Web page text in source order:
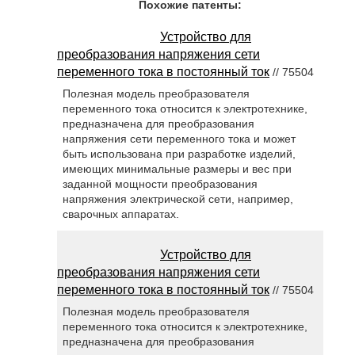
Похожие патенты:
Устройство для
преобразования напряжения сети
переменного тока в постоянный ток // 75504
Полезная модель преобразователя
переменного тока относится к электротехнике,
предназначена для преобразования
напряжения сети переменного тока и может
быть использована при разработке изделий,
имеющих минимальные размеры и вес при
заданной мощности преобразования
напряжения электрической сети, например,
сварочных аппаратах.
Устройство для
преобразования напряжения сети
переменного тока в постоянный ток // 75504
Полезная модель преобразователя
переменного тока относится к электротехнике,
предназначена для преобразования